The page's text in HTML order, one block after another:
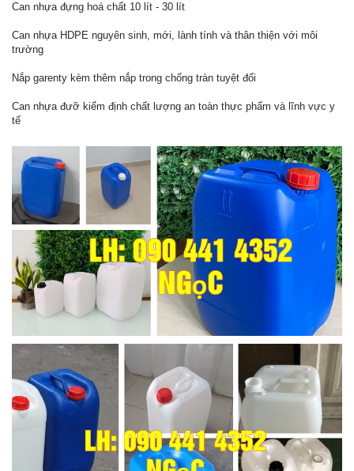
Can nhựa đựng hoá chất 10 lít - 30 lít
Can nhựa HDPE nguyên sinh, mới, lành tính và thân thiện với môi
trường
Nắp garenty kèm thêm nắp trong chống tràn tuyệt đối
Can nhựa đưỡ kiểm định chất lượng an toàn thực phẩm và lĩnh vực y
tế